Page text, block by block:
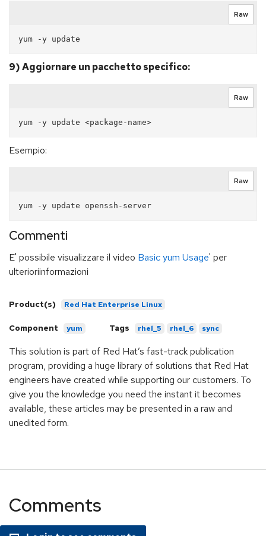
Raw
9) Aggiornare un pacchetto specifico:
Raw
Esempio:
Raw
Commenti
E' possibile visualizzare il video Basic yum Usage' per
ulterioriinformazioni
Product(s) Red Hat Enterprise Linux
Component yum Tags rhel_5 rhel_6 sync
This solution is part of Red Hat’s fast-track publication
program, providing a huge library of solutions that Red Hat
engineers have created while supporting our customers. To
give you the knowledge you need the instant it becomes
available, these articles may be presented in a raw and
unedited form.
Comments